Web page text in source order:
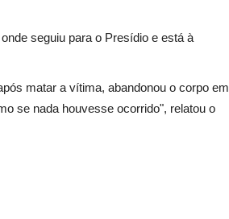
seguiu para o Presídio e está à
matar a vítima, abandonou o corpo em
se nada houvesse ocorrido", relatou o